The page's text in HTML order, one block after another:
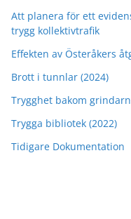
Att planera för ett
trygg kollektivtrafik
Effekten av Österåkers
Brott i tunnlar (2024)
Trygghet bakom
Trygga bibliotek (2022)
Tidigare Dokumentation